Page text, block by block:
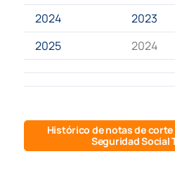
2024
2023
2025
2024
Histórico de notas de
Seguridad Social